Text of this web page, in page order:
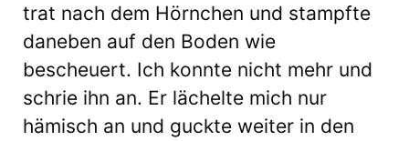
trat nach dem Hörnchen und stampfte
daneben auf den Boden wie
bescheuert. Ich konnte nicht mehr und
schrie ihn an. Er lächelte mich nur
hämisch an und guckte weiter in den